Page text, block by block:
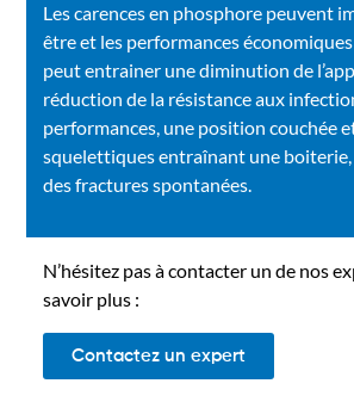
Les carencesen phosphore peuvent
être et les performances économiques
peutentrainer une diminution de
réduction de la résistanceaux
performances, une position couchée
squelettiques entraînant une
des fractures spontanées.
N’hésitez pas à contacter un de nos
savoir plus :
Contactez un expert